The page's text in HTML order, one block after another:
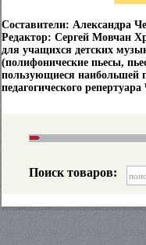
Составители: Александра
Редактор: Сергей Мовчан
для учащихся детских
(полифонические пьесы,
пользующиеся наибольшей
педагогического
Поиск товаров: